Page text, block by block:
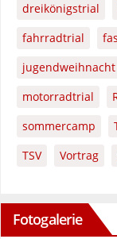
dreikönigstrial
fahrradtrial
jugendweihnacht
motorradtrial
sommercamp
TSV
Vortrag
Fotogalerie